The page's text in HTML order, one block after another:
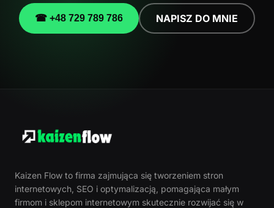
☎ +48 729 789 786 NAPISZ DO MNIE
Kaizen Flow to firma zajmująca się tworzeniem stron
internetowych, SEO i optymalizacją, pomagająca małym
firmom i sklepom internetowym skutecznie rozwijać się w